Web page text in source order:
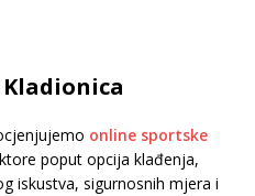
online sportske
poput opcija klađenja,
iskustva, sigurnosnih mjera i